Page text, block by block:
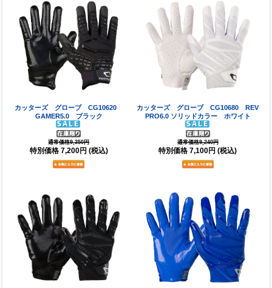
カッターズ グローブ CG10620
GAMER5.0 ブラック
通常価格9,350円
特別価格 7,200円 (税込)
カッターズ グローブ CG10680 REV
PRO6.0 ソリッドカラー ホワイト
通常価格9,240円
特別価格 7,100円 (税込)